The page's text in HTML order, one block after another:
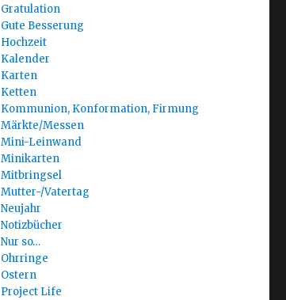
Gratulation
Gute Besserung
Hochzeit
Kalender
Karten
Ketten
Kommunion, Konformation, Firmung
Märkte/Messen
Mini-Leinwand
Minikarten
Mitbringsel
Mutter-/Vatertag
Neujahr
Notizbücher
Nur so…
Ohrringe
Ostern
Project Life